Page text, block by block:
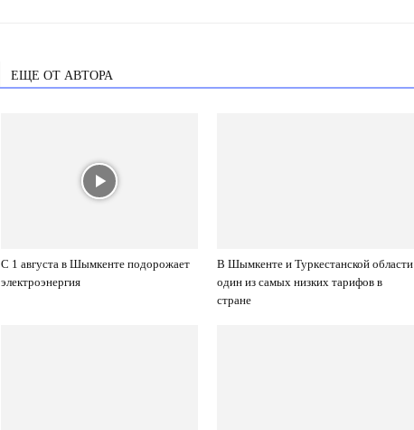
ЕЩЕ ОТ АВТОРА
С 1 августа в Шымкенте подорожает
электроэнергия
В Шымкенте и Туркестанской области
один из самых низких тарифов в
стране